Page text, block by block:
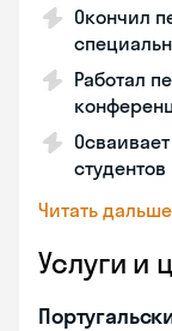
Окончил
Работал
студентов
Читать дальше
Услуги и